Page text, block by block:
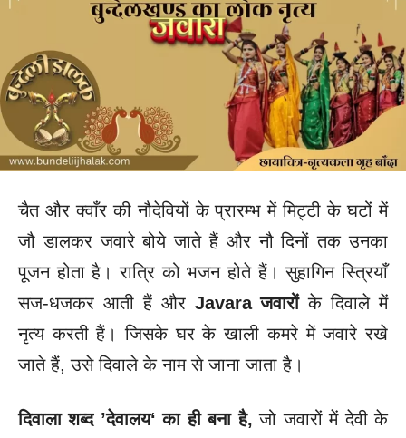
चैत और क्वाँर की नौदेवियों के प्रारम्भ में मिट्टी के घटों में
जौ डालकर जवारे बोये जाते हैं और नौ दिनों तक उनका
पूजन होता है। रात्रि को भजन होते हैं। सुहागिन स्त्रियाँ
सज-धजकर आती हैं और Javara जवारोंके दिवाले में
नृत्य करती हैं। जिसके घर के खाली कमरे में जवारे रखे
जाते हैं, उसे दिवाले के नाम से जाना जाता है।
दिवाला शब्द ’देवालय‘ का ही बना है, जो जवारों में देवी के